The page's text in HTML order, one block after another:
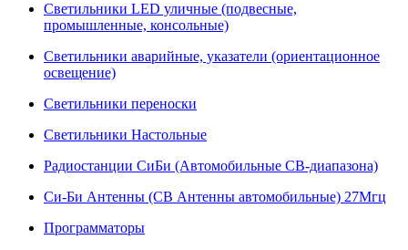
Светильники LED уличные (подвесные,
промышленные, консольные)
Светильники аварийные, указатели (ориентационное
освещение)
Светильники переноски
Светильники Настольные
Радиостанции СиБи (Автомобильные СВ-диапазона)
Си-Би Антенны (СВ Антенны автомобильные) 27Мгц
Программаторы